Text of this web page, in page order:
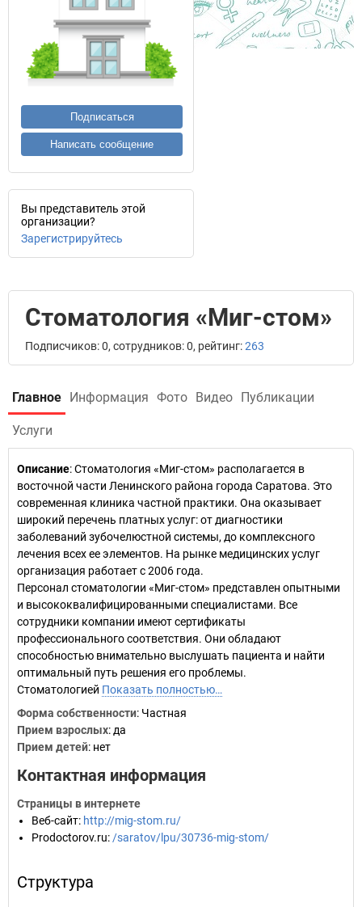
Подписаться
Написать сообщение
Вы представитель этой
организации?
Зарегистрируйтесь
Стоматология «Миг-стом»
Подписчиков: 0, сотрудников: 0, рейтинг:263
Главное Информация Фото Видео Публикации
Услуги
Описание: Стоматология «Миг-стом» располагается в
восточной части Ленинского района города Саратова. Это
современная клиника частной практики. Она оказывает
широкий перечень платных услуг: от диагностики
заболеваний зубочелюстной системы, до комплексного
лечения всех ее элементов. На рынке медицинских услуг
организация работает с 2006 года.
Персонал стоматологии «Миг-стом» представлен опытными
и высококвалифицированными специалистами. Все
сотрудники компании имеют сертификаты
профессионального соответствия. Они обладают
способностью внимательно выслушать пациента и найти
оптимальный путь решения его проблемы.
Стоматологией Показать полностью…
Форма собственности: Частная
Прием взрослых: да
Прием детей: нет
Контактная информация
Страницы в интернете
Веб-сайт: http://mig-stom.ru/
Prodoctorov.ru: /saratov/lpu/30736-mig-stom/
Структура